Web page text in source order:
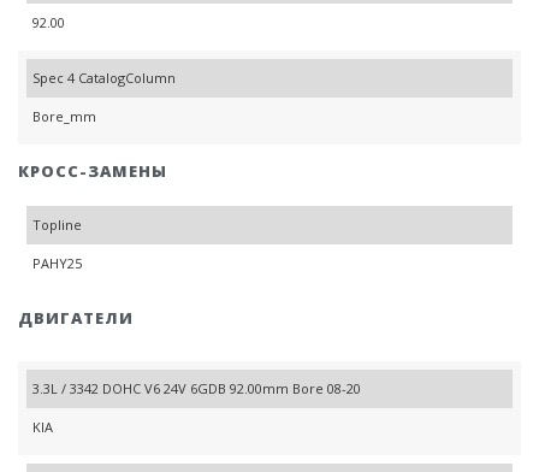
92.00
Spec 4 CatalogColumn
Bore_mm
КРОСС-ЗАМЕНЫ
Topline
PAHY25
ДВИГАТЕЛИ
3.3L / 3342 DOHC V6 24V 6GDB 92.00mm Bore 08-20
KIA